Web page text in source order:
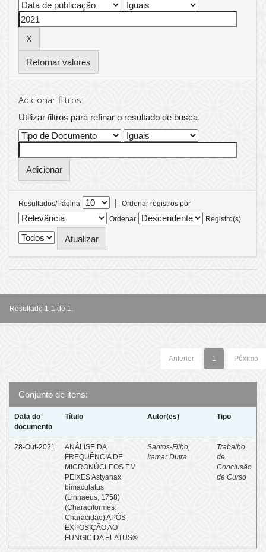
Retornar valores
Adicionar filtros:
Utilizar filtros para refinar o resultado de busca.
Resultados/Página |
Ordenar registros por
Ordenar
Registro(s)
Resultado 1-1 de 1.
Anterior 1 Póximo
Conjunto de itens:
Data do
documento
Título Autor(es) Tipo
28-Out-2021
ANÁLISE DA
FREQUÊNCIA DE
MICRONÚCLEOS EM
PEIXES Astyanax
bimaculatus
(Linnaeus, 1758)
(Characiformes:
Characidae) APÓS
EXPOSIÇÃO AO
FUNGICIDA ELATUS®
Santos-Filho,
Itamar Dutra
Trabalho
de
Conclusão
de Curso